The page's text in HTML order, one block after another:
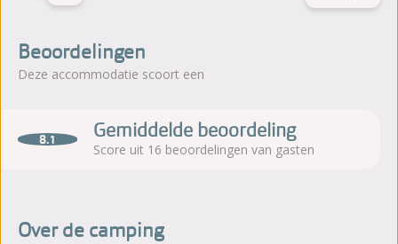
Beoordelingen
Deze accommodatie scoort een
8.1 Gemiddelde beoordeling
Score uit 16 beoordelingen van gasten
Over de camping